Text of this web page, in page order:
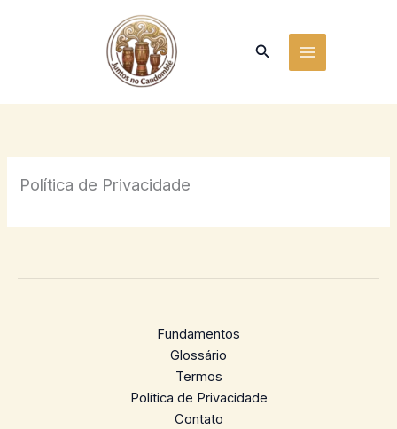
Pesquisar
Política de Privacidade
Fundamentos
Glossário
Termos
Política de Privacidade
Contato